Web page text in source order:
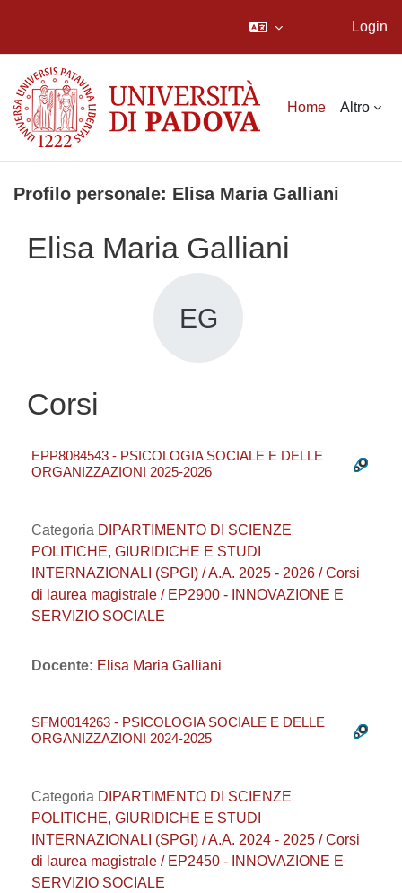
Login
Home Altro
Profilo personale: Elisa Maria Galliani
Elisa Maria Galliani
EG
Corsi
EPP8084543 - PSICOLOGIA SOCIALE E DELLE
ORGANIZZAZIONI 2025-2026
Categoria DIPARTIMENTO DI SCIENZE
POLITICHE, GIURIDICHE E STUDI
INTERNAZIONALI (SPGI) / A.A. 2025 - 2026 / Corsi
di laurea magistrale / EP2900 - INNOVAZIONE E
SERVIZIO SOCIALE
Docente: Elisa Maria Galliani
SFM0014263 - PSICOLOGIA SOCIALE E DELLE
ORGANIZZAZIONI 2024-2025
Categoria DIPARTIMENTO DI SCIENZE
POLITICHE, GIURIDICHE E STUDI
INTERNAZIONALI (SPGI) / A.A. 2024 - 2025 / Corsi
di laurea magistrale / EP2450 - INNOVAZIONE E
SERVIZIO SOCIALE